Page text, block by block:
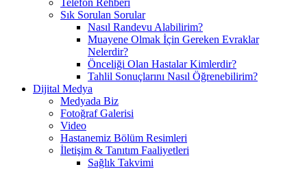
Sık Sorulan Sorular
Nasıl Randevu Alabilirim?
Muayene Olmak İçin Gereken Evraklar
Nelerdir?
Önceliği Olan Hastalar Kimlerdir?
Tahlil Sonuçlarını Nasıl Öğrenebilirim?
Dijital Medya
Medyada Biz
Fotoğraf Galerisi
Video
Hastanemiz Bölüm Resimleri
İletişim & Tanıtım Faaliyetleri
Sağlık Takvimi